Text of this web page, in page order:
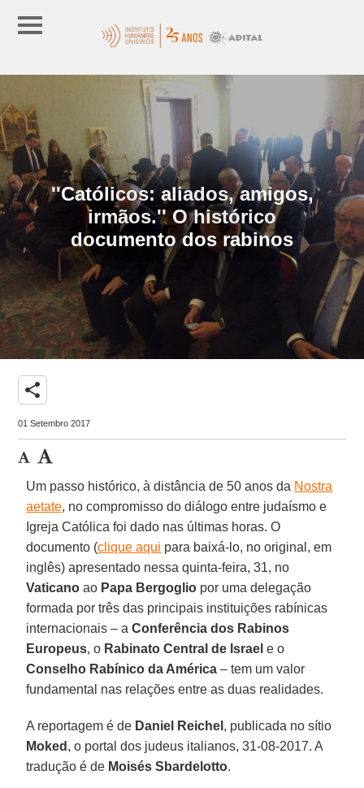
''Católicos: aliados, amigos,
irmãos.'' O histórico
documento dos rabinos
share
01 Setembro 2017
Um passo histórico, à distância de 50 anos da Nostra
aetate, no compromisso do diálogo entre judaísmo e
Igreja Católica foi dado nas últimas horas. O
documento (clique aqui para baixá-lo, no original, em
inglês) apresentado nessa quinta-feira, 31, no
Vaticano ao Papa Bergoglio por uma delegação
formada por três das principais instituições rabínicas
internacionais – aConferência dos Rabinos
Europeus, o Rabinato Central de Israele o
Conselho Rabínico da América – tem um valor
fundamental nas relações entre as duas realidades.
A reportagem é de Daniel Reichel , publicada no sítio
Moked , o portal dos judeus italianos, 31-08-2017. A
tradução é de Moisés Sbardelotto.